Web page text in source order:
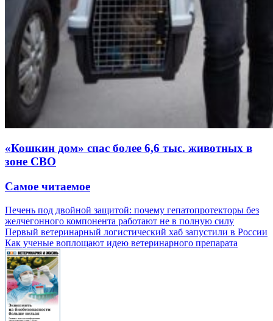
«Кошкин дом» спас более 6,6 тыс. животных в
зоне СВО
Самое читаемое
Печень под двойной защитой: почему гепатопротекторы без
желчегонного компонента работают не в полную силу
Первый ветеринарный логистический хаб запустили в России
Как ученые воплощают идею ветеринарного препарата